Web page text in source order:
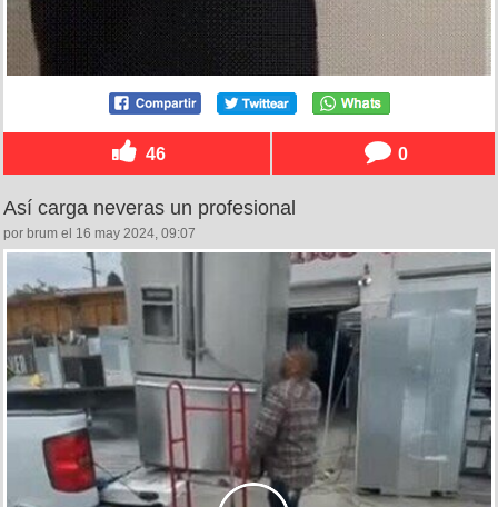
46 0
Así carga neveras un profesional
por brum el 16 may 2024, 09:07